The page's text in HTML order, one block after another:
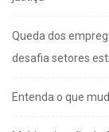
Queda dos
desafia setores
Entenda o que